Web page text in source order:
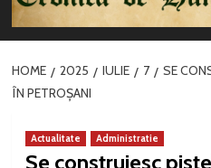
HOME 2025 IULIE 7
SE
ÎN PETROȘANI
Actualitate Administratie
Se construiesc